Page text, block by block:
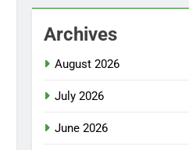
Archives
August 2026
July 2026
June 2026